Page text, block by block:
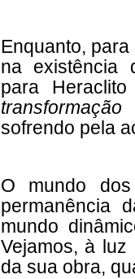
Enquanto,
na existência
para
transformação
sofrendo pela
O mundo
permanência
mundo
Vejamos, à
da sua obra,